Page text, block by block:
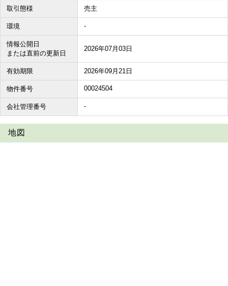
取引態様 売主
環境 -
情報公開日
または直前の更新日
2026年07月03日
有効期限 2026年09月21日
物件番号 00024504
会社管理番号 -
地図